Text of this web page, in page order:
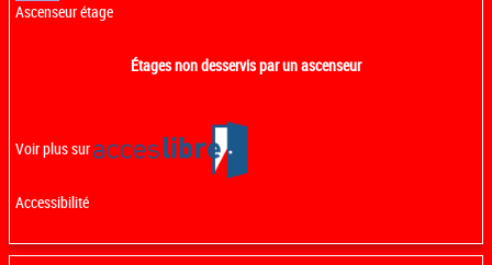
Ascenseur étage
Étages non desservis par un ascenseur
Voir plus sur
Accessibilité